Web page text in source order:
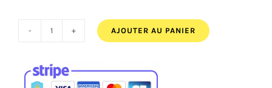
quantité
MOUSSE
AJOUTER AU PANIER